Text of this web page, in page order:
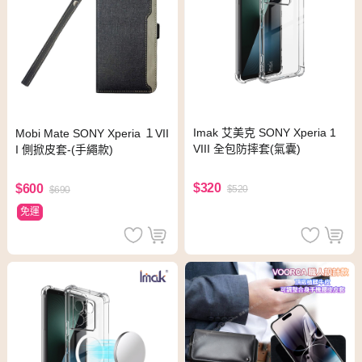
Mobi Mate SONY Xperia １VII
I 側掀皮套-(手繩款)
$600 $690
免運
Imak 艾美克 SONY Xperia 1
VIII 全包防摔套(氣囊)
$320 $520